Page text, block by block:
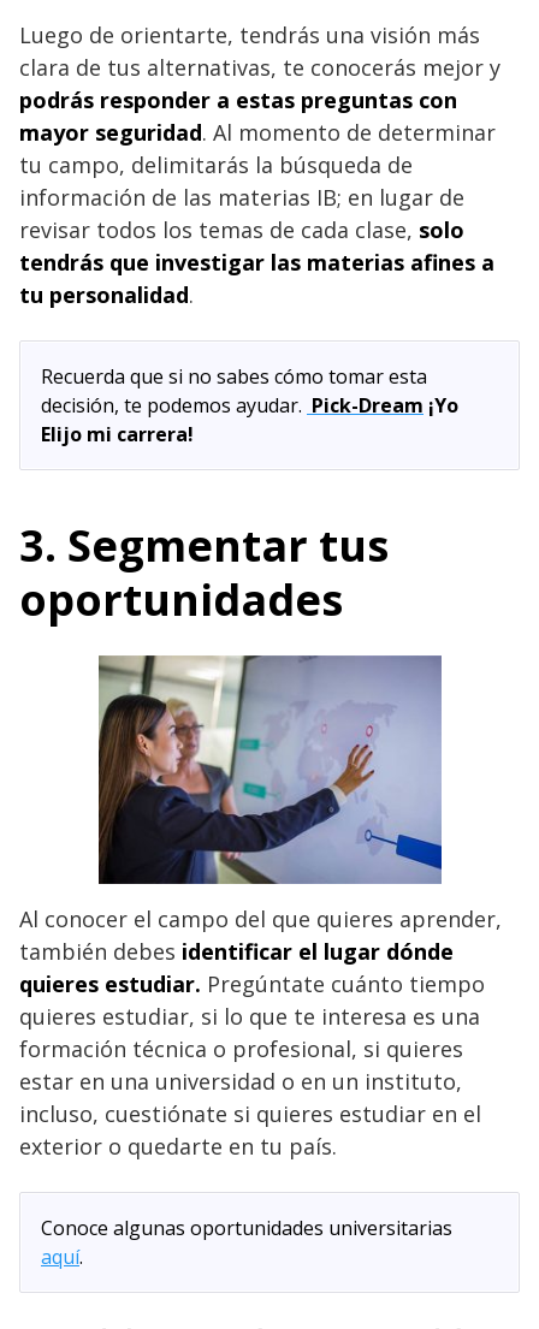
Luego de orientarte, tendrás una visión más
clara de tus alternativas, te conocerás mejor y
podrás responder a estas preguntas con
mayor seguridad. Al momento de determinar
tu campo, delimitarás la búsqueda de
información de las materias IB; en lugar de
revisar todos los temas de cada clase, solo
tendrás que investigar las materias afines a
tu personalidad.
Recuerda que si no sabes cómo tomar esta
decisión, te podemos ayudar. Pick-Dream ¡Yo
Elijo mi carrera!
3. Segmentar tus
oportunidades
Al conocer el campo del que quieres aprender,
también debes identificar el lugar dónde
quieres estudiar. Pregúntate cuánto tiempo
quieres estudiar, si lo que te interesa es una
formación técnica o profesional, si quieres
estar en una universidad o en un instituto,
incluso, cuestiónate si quieres estudiar en el
exterior o quedarte en tu país.
Conoce algunas oportunidades universitarias
aquí.